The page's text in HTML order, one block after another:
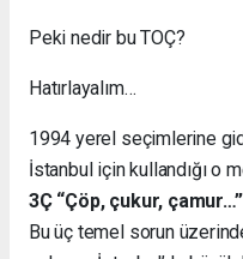
Peki nedir bu TOÇ?
Hatırlayalım…
1994 yerel seçimlerine
İstanbul için kullandığı o
3Ç “Çöp, çukur, çamur…”
Bu üç temel sorun